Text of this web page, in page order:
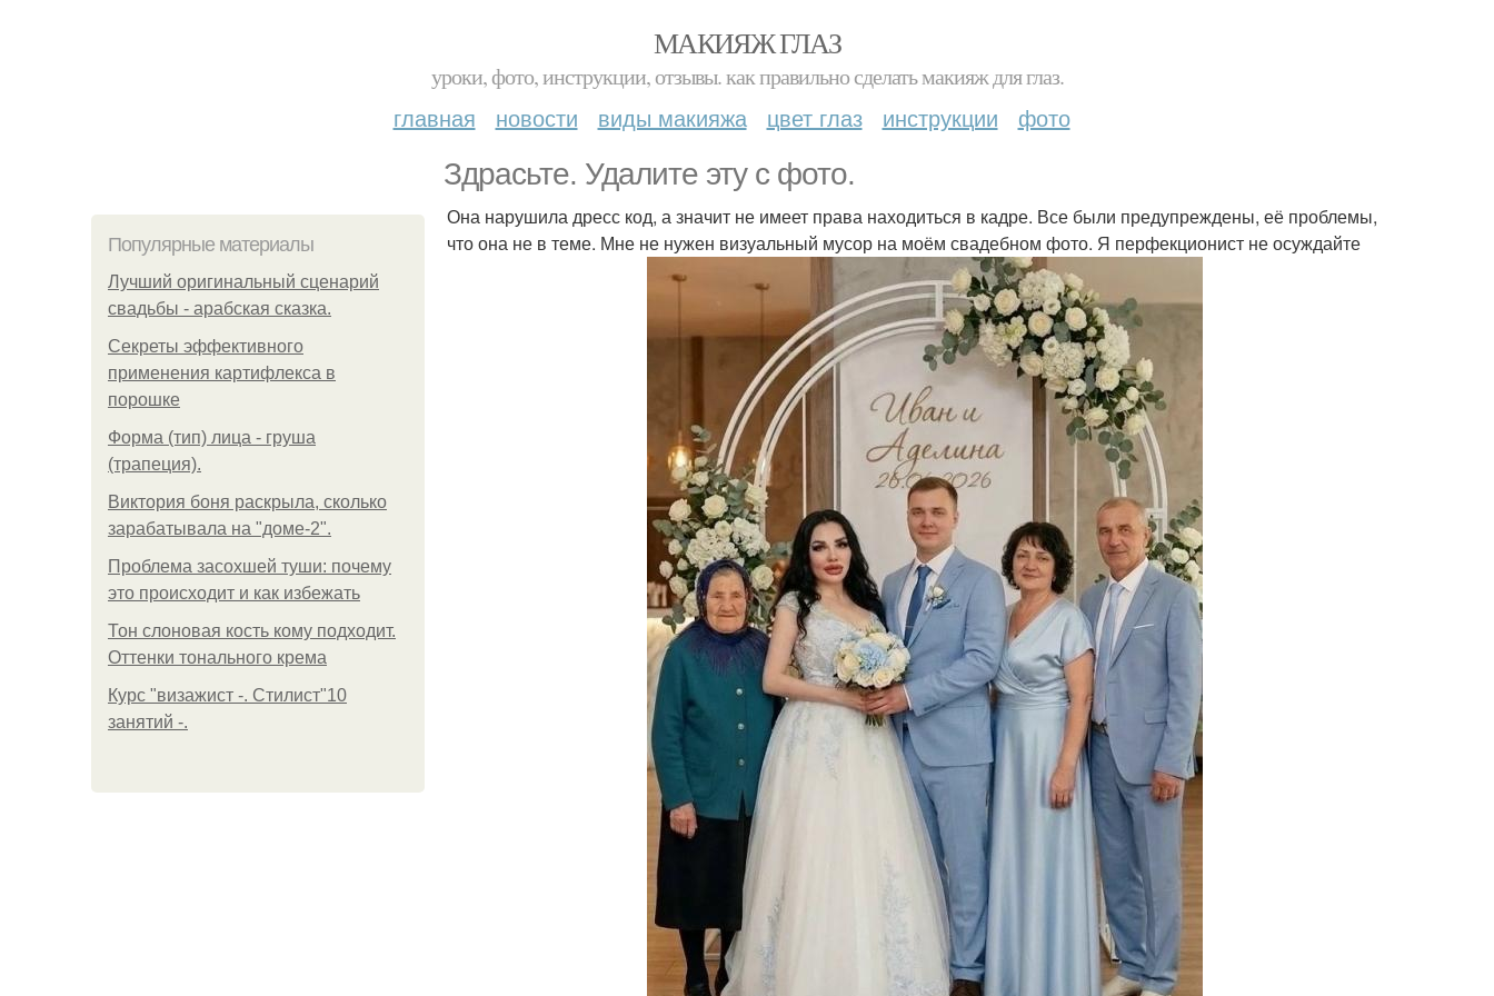
МАКИЯЖ ГЛАЗ
уроки, фото, инструкции, отзывы. как правильно сделать макияж для глаз.
главная новости виды макияжа цвет глаз инструкции фото
Здрасьте. Удалите эту с фото.
Популярные материалы
Лучший оригинальный сценарий
свадьбы - арабская сказка.
Секреты эффективного
применения картифлекса в
порошке
Форма (тип) лица - груша
(трапеция).
Виктория боня раскрыла, сколько
зарабатывала на "доме-2".
Проблема засохшей туши: почему
это происходит и как избежать
Тон слоновая кость кому подходит.
Оттенки тонального крема
Курс "визажист -. Стилист"10
занятий -.
Она нарушила дресс код, а значит не имеет права находиться в кадре. Все были предупреждены, её проблемы,
что она не в теме. Мне не нужен визуальный мусор на моём свадебном фото. Я перфекционист не осуждайте